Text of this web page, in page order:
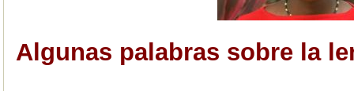
Algunas palabras sobre la